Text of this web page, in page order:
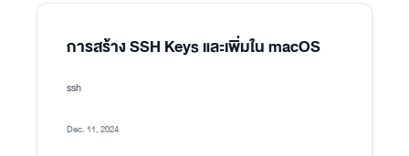
การสร้าง SSH Keys และเพิ่มใน macOS
ssh
Dec. 11, 2024